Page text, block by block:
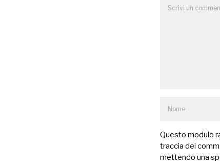
Questo modulo
traccia dei
mettendo una